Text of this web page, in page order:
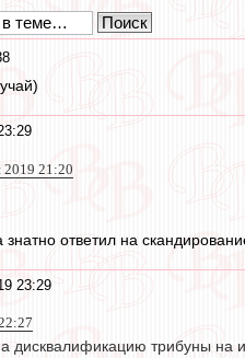
2019 21:20
ответил на
23:29
дисквалификацию трибуны на